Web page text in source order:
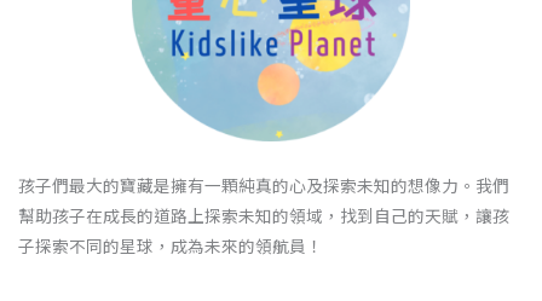
孩子們最大的寶藏是擁有一顆純真的心及探索未知的想像力。我們
幫助孩子在成長的道路上探索未知的領域，找到自己的天賦，讓孩
子探索不同的星球，成為未來的領航員！